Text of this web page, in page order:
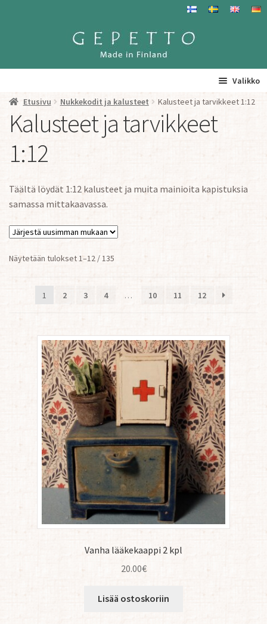
Siirry
Siirry
Valikko
Etusivu
Jälleenmyyjät ja agentit
Tavataan täällä
Gepetto Jälleenmyyjille
Etusivu Nukkekodit ja kalusteet Kalusteet ja tarvikkeet 1:12
Kalusteet ja tarvikkeet
1:12
Täältä löydät 1:12 kalusteet ja muita mainioita kapistuksia
samassa mittakaavassa.
Näytetään tulokset 1–12 / 135
1
2 3 4 … 10 11 12
Vanha lääkekaappi 2 kpl
20.00€
Lisää ostoskoriin